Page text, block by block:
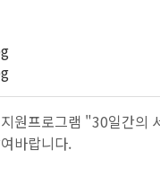
원프로그램 "30일간의
바랍니다.